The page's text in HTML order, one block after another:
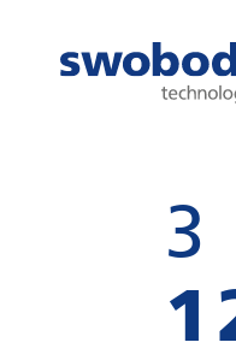
3